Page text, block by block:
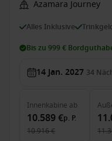
Azamara Journey
Alles Inklusive
Bis zu 999 €
14 Jan. 2027 34
Innenkabine ab
10.589 €p. P.
10.916 €